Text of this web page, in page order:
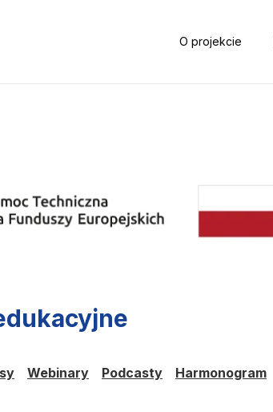
O projekcie
Webinary Podcasty Harmonogram